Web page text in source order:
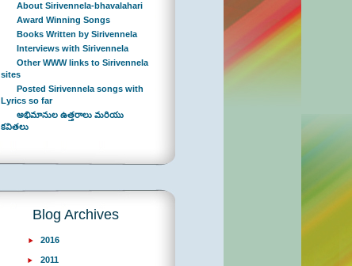
About Sirivennela-bhavalahari
Award Winning Songs
Books Written by Sirivennela
Interviews with Sirivennela
Other WWW links to Sirivennela
sites
Posted Sirivennela songs with
Lyrics so far
అభిమానుల ఉత్తరాలు మరియు
కవితలు
Blog Archives
2016
2011